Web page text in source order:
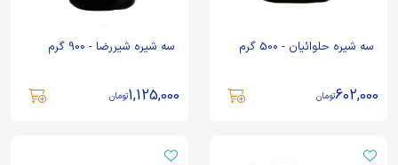
سه شیره حلوائیان - 500 گرم
602,000تومان
سه شیره شیررضا - 900 گرم
1,125,000تومان